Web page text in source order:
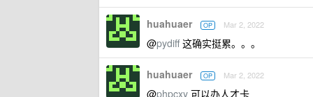
huahuaer OP Mar 2, 2022
@pydiff这确实挺累。。。
huahuaer OP Mar 2, 2022
@phpcxy 可以办人才卡